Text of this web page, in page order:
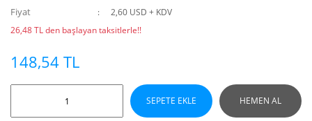
Fiyat
2,60 USD + KDV
26,48 TL den başlayan taksitlerle!!
148,54 TL
SEPETE EKLE HEMEN AL